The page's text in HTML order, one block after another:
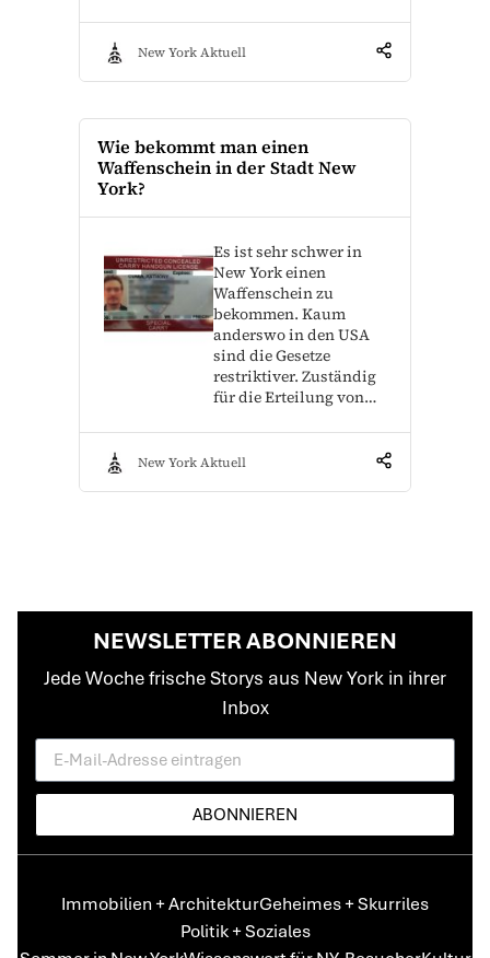
New York Aktuell
Wie bekommt man einen
Waffenschein in der Stadt New
York?
Es ist sehr schwer in
New York einen
Waffenschein zu
bekommen. Kaum
anderswo in den USA
sind die Gesetze
restriktiver. Zuständig
für die Erteilung von…
New York Aktuell
NEWSLETTER ABONNIEREN
Jede Woche frische Storys aus New York in ihrer
Inbox
ABONNIEREN
Immobilien + ArchitekturGeheimes + Skurriles
Politik + Soziales